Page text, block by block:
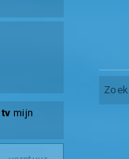
mijn